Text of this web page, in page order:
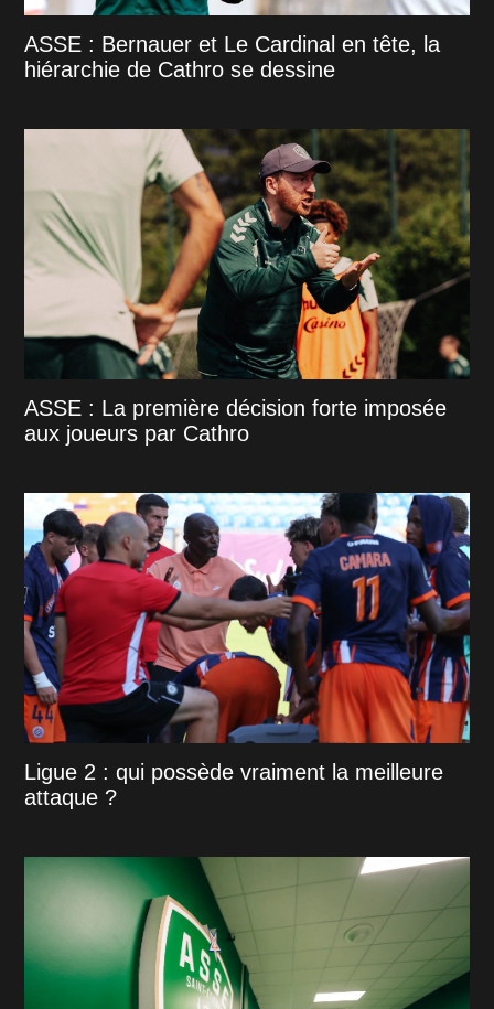
ASSE : Bernauer et Le Cardinal en tête, la
hiérarchie de Cathro se dessine
ASSE : La première décision forte imposée
aux joueurs par Cathro
Ligue 2 : qui possède vraiment la meilleure
attaque ?